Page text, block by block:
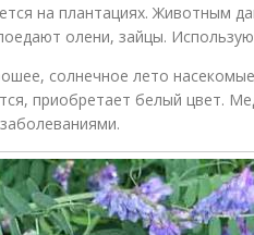
на плантациях. Животным
олени, зайцы.
солнечное лето
приобретает белый цвет.